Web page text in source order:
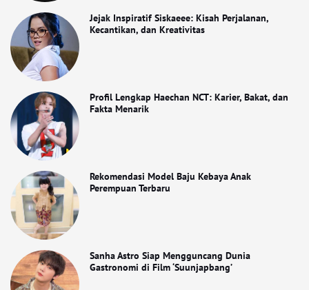
Jejak Inspiratif Siskaeee: Kisah Perjalanan,
Kecantikan, dan Kreativitas
Profil Lengkap Haechan NCT: Karier, Bakat, dan
Fakta Menarik
Rekomendasi Model Baju Kebaya Anak
Perempuan Terbaru
Sanha Astro Siap Mengguncang Dunia
Gastronomi di Film ‘Suunjapbang’